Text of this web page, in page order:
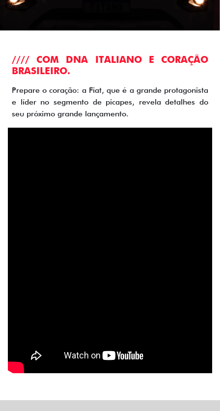
//// COM DNA ITALIANO E CORAÇÃO
BRASILEIRO.
Prepare o coração: a Fiat, que é a grande protagonista
e líder no segmento de picapes, revela detalhes do
seu próximo grande lançamento.